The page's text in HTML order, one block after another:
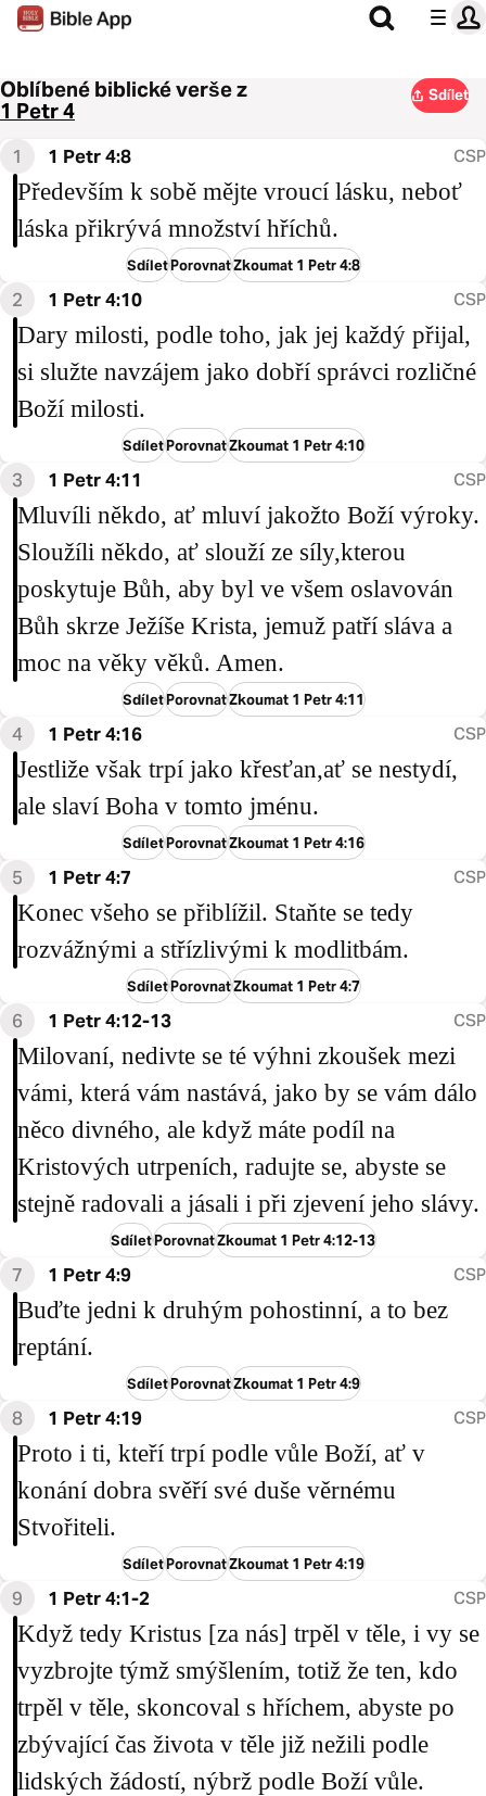
Oblíbené biblické verše z
1 Petr 4
Sdílet
1 1 Petr 4:8 CSP
Především k sobě mějte vroucí lásku, neboť
láska přikrývá množství hříchů.
SdíletPorovnatZkoumat 1 Petr 4:8
2 1 Petr 4:10 CSP
Dary milosti, podle toho, jak jej každý přijal,
si služte navzájem jako dobří správci rozličné
Boží milosti.
SdíletPorovnatZkoumat 1 Petr 4:10
3 1 Petr 4:11 CSP
Mluvíli někdo, ať mluví jakožto Boží výroky.
Sloužíli někdo, ať slouží ze síly,kterou
poskytuje Bůh, aby byl ve všem oslavován
Bůh skrze Ježíše Krista, jemuž patří sláva a
moc na věky věků. Amen.
SdíletPorovnatZkoumat 1 Petr 4:11
4 1 Petr 4:16 CSP
Jestliže však trpí jako křesťan,ať se nestydí,
ale slaví Boha v tomto jménu.
SdíletPorovnatZkoumat 1 Petr 4:16
5 1 Petr 4:7 CSP
Konec všeho se přiblížil. Staňte se tedy
rozvážnými a střízlivými k modlitbám.
SdíletPorovnatZkoumat 1 Petr 4:7
6 1 Petr 4:12-13 CSP
Milovaní, nedivte se té výhni zkoušek mezi
vámi, která vám nastává, jako by se vám dálo
něco divného, ale když máte podíl na
Kristových utrpeních, radujte se, abyste se
stejně radovali a jásali i při zjevení jeho slávy.
SdíletPorovnatZkoumat 1 Petr 4:12-13
7 1 Petr 4:9 CSP
Buďte jedni k druhým pohostinní, a to bez
reptání.
SdíletPorovnatZkoumat 1 Petr 4:9
8 1 Petr 4:19 CSP
Proto i ti, kteří trpí podle vůle Boží, ať v
konání dobra svěří své duše věrnému
Stvořiteli.
SdíletPorovnatZkoumat 1 Petr 4:19
9 1 Petr 4:1-2 CSP
Když tedy Kristus [za nás] trpěl v těle, i vy se
vyzbrojte týmž smýšlením, totiž že ten, kdo
trpěl v těle, skoncoval s hříchem, abyste po
zbývající čas života v těle již nežili podle
lidských žádostí, nýbrž podle Boží vůle.